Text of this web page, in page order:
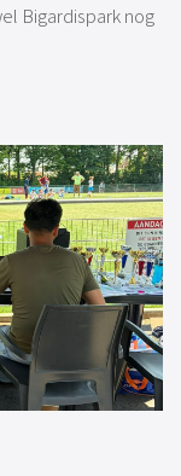
Bigardispark nog